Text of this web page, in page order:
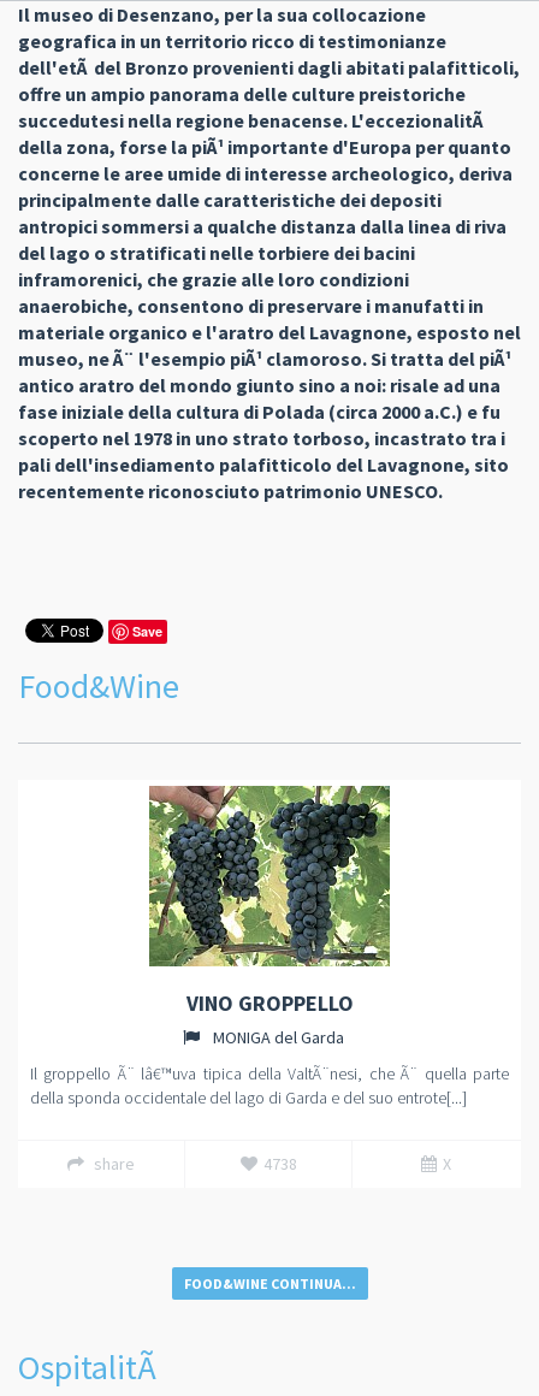
Il museo di Desenzano, per la sua collocazione
geografica in un territorio ricco di testimonianze
dell'etÃ del Bronzo provenienti dagli abitati palafitticoli,
offre un ampio panorama delle culture preistoriche
succedutesi nella regione benacense. L'eccezionalitÃ
della zona, forse la piÃ¹ importante d'Europa per quanto
concerne le aree umide di interesse archeologico, deriva
principalmente dalle caratteristiche dei depositi
antropici sommersi a qualche distanza dalla linea di riva
del lago o stratificati nelle torbiere dei bacini
inframorenici, che grazie alle loro condizioni
anaerobiche, consentono di preservare i manufatti in
materiale organico e l'aratro del Lavagnone, esposto nel
museo, ne Ã¨ l'esempio piÃ¹ clamoroso. Si tratta del piÃ¹
antico aratro del mondo giunto sino a noi: risale ad una
fase iniziale della cultura di Polada (circa 2000 a.C.) e fu
scoperto nel 1978 in uno strato torboso, incastrato tra i
pali dell'insediamento palafitticolo del Lavagnone, sito
recentemente riconosciuto patrimonio UNESCO.
Save
Food&Wine
VINO GROPPELLO
MONIGA del Garda
Il groppello Ã¨ lâ€™uva tipica della ValtÃ¨nesi, che Ã¨ quella parte
della sponda occidentale del lago di Garda e del suo entrote[...]
share 4738 X
FOOD&WINE CONTINUA...
OspitalitÃ